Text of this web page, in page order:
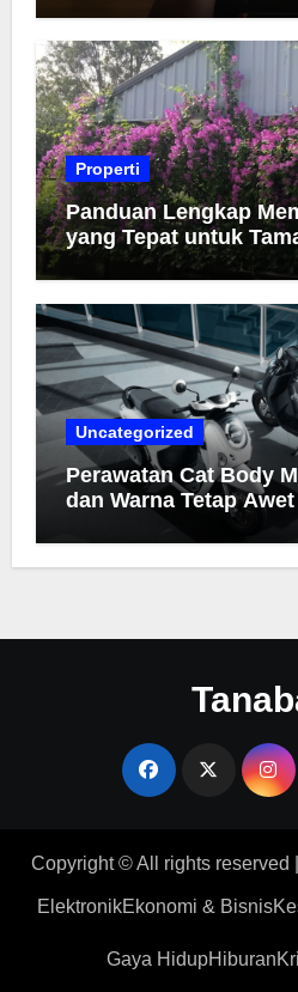
Properti
Panduan Lengkap
yang Tepat untuk
Uncategorized
Perawatan Cat Body
dan Warna Tetap Awet
Copyright © All rights reserved
ElektronikEkonomi & Bisnis
Gaya HidupHiburan